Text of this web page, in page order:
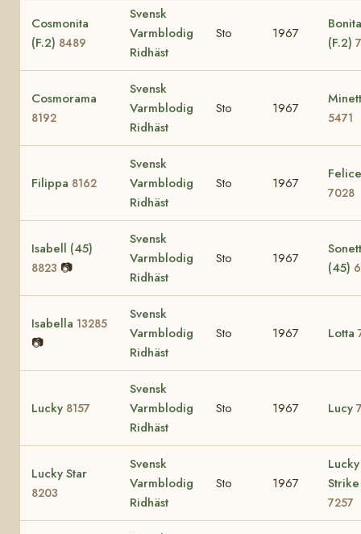
Cosmonita
(F.2) 8489
Svensk
Varmblodig
Ridhäst
Sto 1967
Bonita
(F.2)
Cosmorama
8192
Svensk
Varmblodig
Ridhäst
Sto 1967
5471
Filippa 8162
Svensk
Varmblodig
Ridhäst
Sto 1967
Felice
7028
Isabell (45)
8823 📷
Svensk
Varmblodig
Ridhäst
Sto 1967
(45)
Isabella 13285
📷
Svensk
Varmblodig
Ridhäst
Sto 1967 Lotta
Lucky 8157
Svensk
Varmblodig
Ridhäst
Sto 1967 Lucy
Lucky Star
8203
Svensk
Varmblodig
Ridhäst
Sto 1967
Lucky
Strike
7257